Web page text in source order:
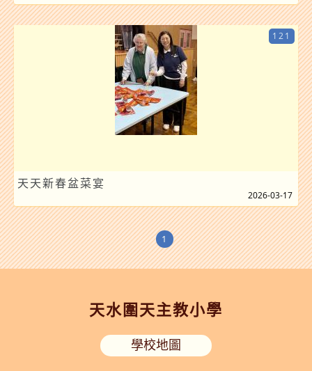
天天新春盆菜宴
121
2026-03-17
1
天水圍天主教小學
學校地圖